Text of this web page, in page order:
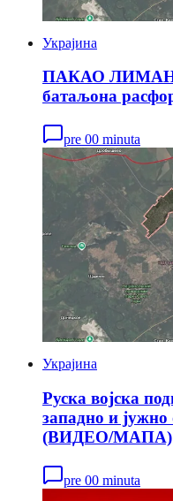
Украјина
ПАКАО
батаљона
pre 00 minuta
Украјина
Руска војска
западно и
(ВИДЕО/МАПА)
pre 00 minuta